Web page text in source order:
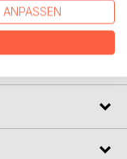
mit
und seiner
illustrierte
ANPASSEN